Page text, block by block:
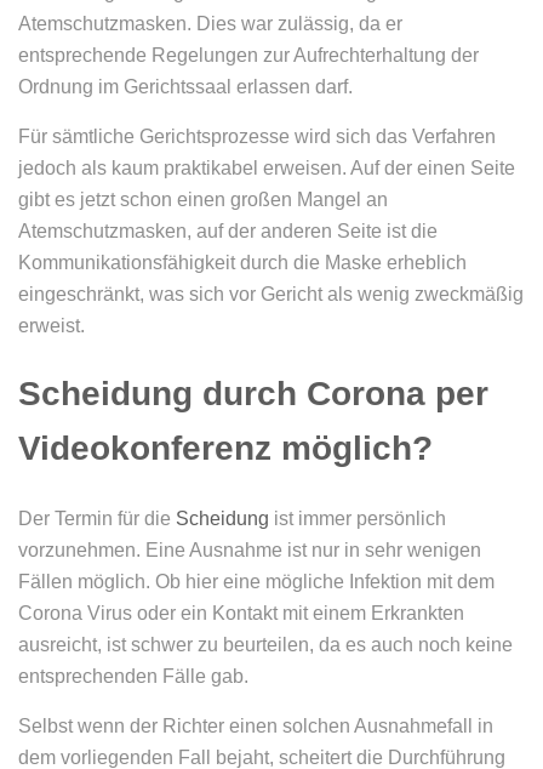
Atemschutzmasken. Dies war zulässig, da er
entsprechende Regelungen zur Aufrechterhaltung der
Ordnung im Gerichtssaal erlassen darf.
Für sämtliche Gerichtsprozesse wird sich das Verfahren
jedoch als kaum praktikabel erweisen. Auf der einen Seite
gibt es jetzt schon einen großen Mangel an
Atemschutzmasken, auf der anderen Seite ist die
Kommunikationsfähigkeit durch die Maske erheblich
eingeschränkt, was sich vor Gericht als wenig zweckmäßig
erweist.
Scheidung durch Corona per
Videokonferenz möglich?
Der Termin für die Scheidung ist immer persönlich
vorzunehmen. Eine Ausnahme ist nur in sehr wenigen
Fällen möglich. Ob hier eine mögliche Infektion mit dem
Corona Virus oder ein Kontakt mit einem Erkrankten
ausreicht, ist schwer zu beurteilen, da es auch noch keine
entsprechenden Fälle gab.
Selbst wenn der Richter einen solchen Ausnahmefall in
dem vorliegenden Fall bejaht, scheitert die Durchführung